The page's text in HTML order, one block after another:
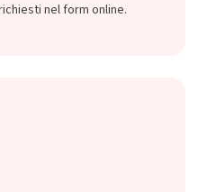
nel form online.